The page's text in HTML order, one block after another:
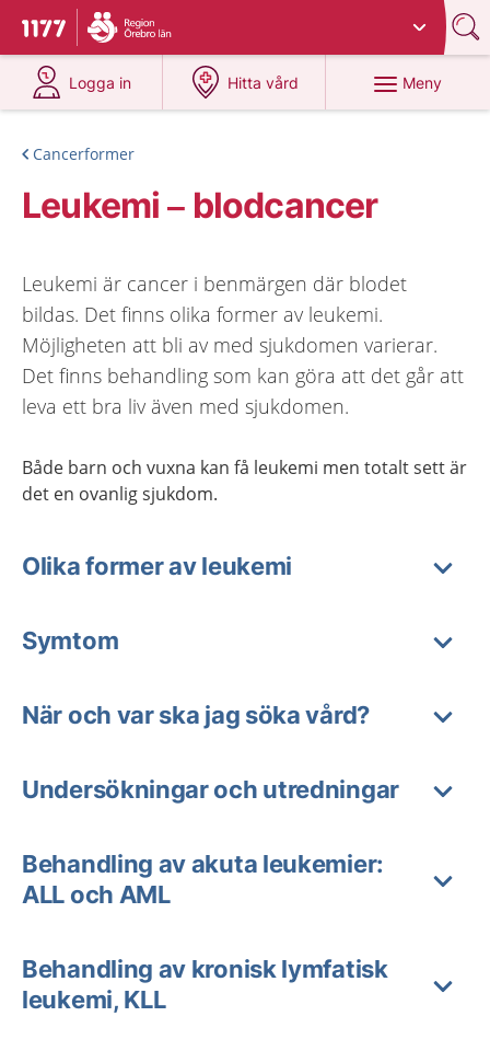
Till startsidan för 1177
Du har valt region
Logga in
på 1177.se
Hitta vård
på 1177.se
Meny
Cancerformer
Leukemi – blodcancer
Leukemi är cancer i benmärgen där blodet
bildas. Det finns olika former av leukemi.
Möjligheten att bli av med sjukdomen varierar.
Det finns behandling som kan göra att det går att
leva ett bra liv även med sjukdomen.
Både barn och vuxna kan få leukemi men totalt sett är
det en ovanlig sjukdom.
Olika former av leukemi
Symtom
När och var ska jag söka vård?
Undersökningar och utredningar
Behandling av akuta leukemier:
ALL och AML
Behandling av kronisk lymfatisk
leukemi, KLL